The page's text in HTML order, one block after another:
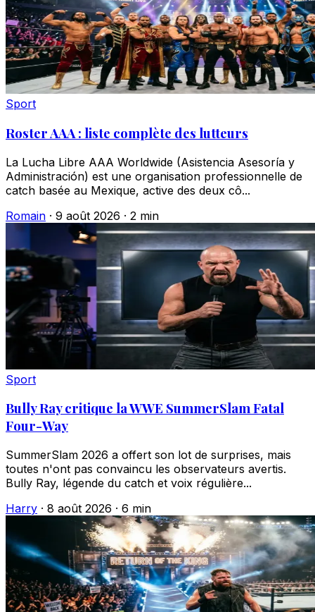
Sport
Roster AAA : liste complète des lutteurs
La Lucha Libre AAA Worldwide (Asistencia Asesoría y
Administración) est une organisation professionnelle de
catch basée au Mexique, active des deux cô...
Romain · 9 août 2026 · 2 min
Sport
Bully Ray critique la WWE SummerSlam Fatal
Four-Way
SummerSlam 2026 a offert son lot de surprises, mais
toutes n'ont pas convaincu les observateurs avertis.
Bully Ray, légende du catch et voix régulière...
Harry · 8 août 2026 · 6 min